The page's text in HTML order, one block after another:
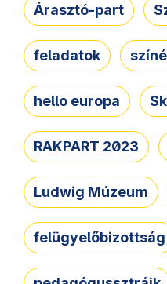
Árasztó-part
feladatok
hello europa
RAKPART 2023
Ludwig Múzeum
felügyelőbizottság